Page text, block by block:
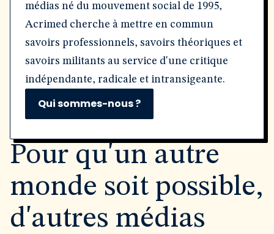
médias né du mouvement social de 1995,
Acrimed cherche à mettre en commun
savoirs professionnels, savoirs théoriques et
savoirs militants au service d'une critique
indépendante, radicale et intransigeante.
Qui sommes-nous ?
Pour qu'un autre
monde soit possible,
d'autres médias